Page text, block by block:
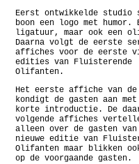
Eerst ontwikkelde studio
boon een logo met humor.
ligatuur, maar ook een
Daarna volgt de eerste
affiches voor de eerste
edities van Fluisterende
Olifanten.
Het eerste affiche van
kondigt de gasten aan met
korte introductie. De
volgende affiches
alleen over de gasten van
nieuwe editie van
Olifanten maar blikken
op de voorgaande gasten.